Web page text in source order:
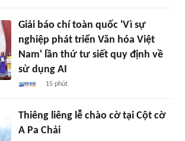
Giải báo chí toàn quốc 'Vì sự
nghiệp phát triển Văn hóa Việt
Nam' lần thứ tư siết quy định về
sử dụng AI
15 phút
Thiêng liêng lễ chào cờ tại Cột cờ
A Pa Chải